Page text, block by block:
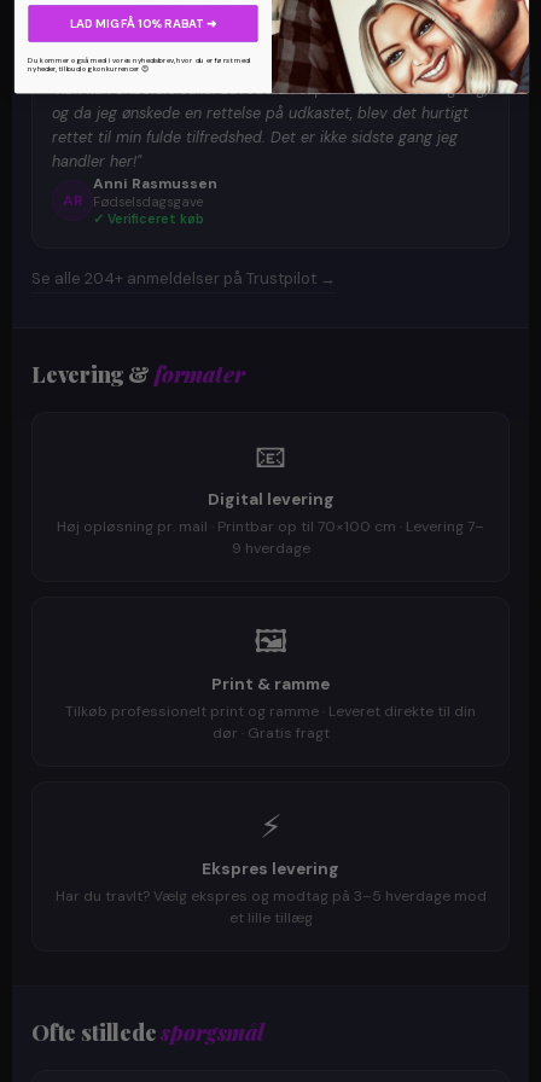
★★★★★
"Kan kun anbefale Julie! Lavede en super flot karikaturtegning,
og da jeg ønskede en rettelse på udkastet, blev det hurtigt
rettet til min fulde tilfredshed. Det er ikke sidste gang jeg
handler her!"
AR
Anni Rasmussen
Fødselsdagsgave
✓ Verificeret køb
Se alle 204+ anmeldelser på Trustpilot →
Levering &formater
📧
Digital levering
Høj opløsning pr. mail · Printbar op til 70×100 cm · Levering 7–
9 hverdage
🖼️
Print & ramme
Tilkøb professionelt print og ramme · Leveret direkte til din
dør · Gratis fragt
⚡
Ekspres levering
Har du travlt? Vælg ekspres og modtag på 3–5 hverdage mod
et lille tillæg
Ofte stilledespørgsmål
LAD MIG FÅ 10% RABAT ➜
Du kommer også med i vores nyhedsbrev, hvor du er først med
nyheder, tilbud og konkurrencer 😍